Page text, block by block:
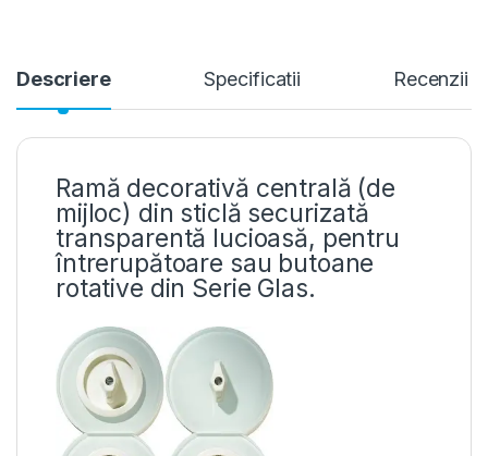
Descriere Specificatii Recenzii
Ramă decorativă centrală (de
mijloc) din sticlă securizată
transparentă lucioasă, pentru
întrerupătoare sau butoane
rotative din Serie Glas.